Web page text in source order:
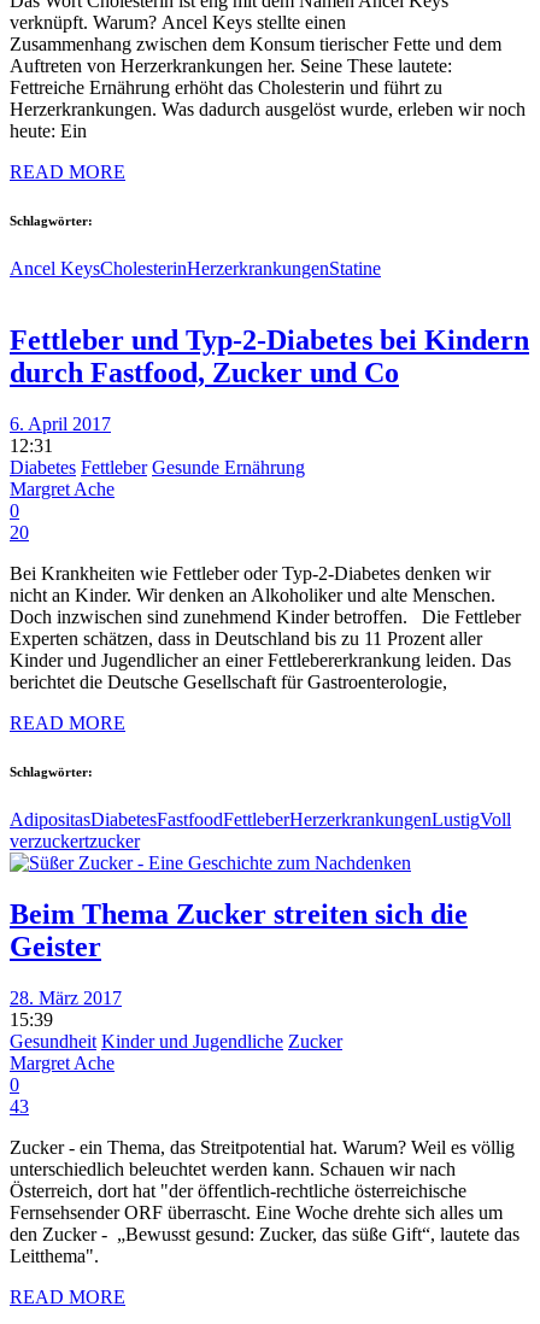
verknüpft. Warum? Ancel Keys stellte einen
Zusammenhang zwischen dem Konsum tierischer Fette und dem
Auftreten von Herzerkrankungen her. Seine These lautete:
Fettreiche Ernährung erhöht das Cholesterin und führt zu
Herzerkrankungen. Was dadurch ausgelöst wurde, erleben wir noch
heute: Ein
READ MORE
Schlagwörter:
Ancel KeysCholesterinHerzerkrankungenStatine
Fettleber und Typ-2-Diabetes bei Kindern
durch Fastfood, Zucker und Co
6. April 2017
12:31
Diabetes Fettleber Gesunde Ernährung
Margret Ache
0
20
Bei Krankheiten wie Fettleber oder Typ-2-Diabetes denken wir
nicht an Kinder. Wir denken an Alkoholiker und alte Menschen.
Doch inzwischen sind zunehmend Kinder betroffen. Die Fettleber
Experten schätzen, dass in Deutschland bis zu 11 Prozent aller
Kinder und Jugendlicher an einer Fettlebererkrankung leiden. Das
berichtet die Deutsche Gesellschaft für Gastroenterologie,
READ MORE
Schlagwörter:
AdipositasDiabetesFastfoodFettleberHerzerkrankungenLustigVoll
verzuckertzucker
Beim Thema Zucker streiten sich die
Geister
28. März 2017
15:39
Gesundheit Kinder und Jugendliche Zucker
Margret Ache
0
43
Zucker - ein Thema, das Streitpotential hat. Warum? Weil es völlig
unterschiedlich beleuchtet werden kann. Schauen wir nach
Österreich, dort hat "der öffentlich-rechtliche österreichische
Fernsehsender ORF überrascht. Eine Woche drehte sich alles um
den Zucker - „Bewusst gesund: Zucker, das süße Gift“, lautete das
Leitthema".
READ MORE